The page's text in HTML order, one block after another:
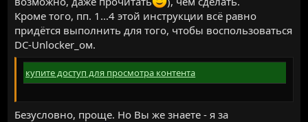
Кроме того, пп. 1...4 этой инструкции всё равно
придётся выполнить для того, чтобы воспользоваться
DC-Unlocker_ом.
купите доступ для просмотра контента
Безусловно, проще. Но Вы же знаете - я за